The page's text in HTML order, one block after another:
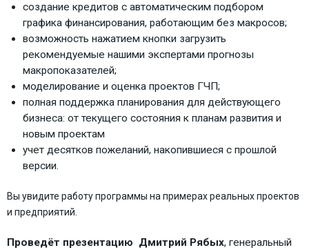
создание кредитов с автоматическим подбором
графика финансирования, работающим без макросов;
возможность нажатием кнопки загрузить
рекомендуемые нашими экспертами прогнозы
макропоказателей;
моделирование и оценка проектов ГЧП;
полная поддержка планирования для действующего
бизнеса: от текущего состояния к планам развития и
новым проектам
учет десятков пожеланий, накопившиеся с прошлой
версии.
Вы увидите работу программы на примерах реальных проектов
и предприятий.
Проведёт презентацию Дмитрий Рябых, генеральный